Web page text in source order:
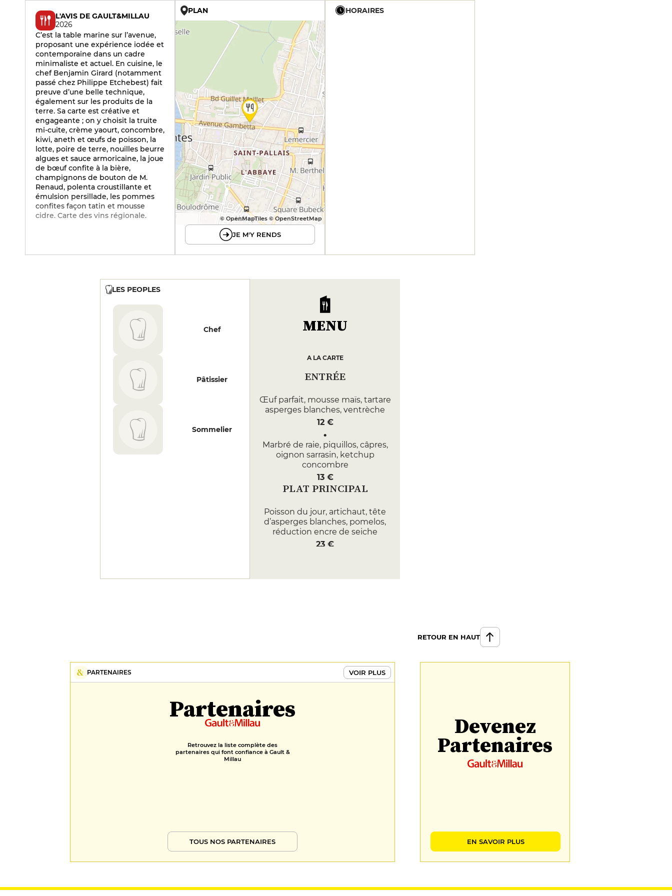
L'AVIS DE GAULT&MILLAU
2026
C’est la table marine sur l’avenue,
proposant une expérience iodée et
contemporaine dans un cadre
minimaliste et actuel. En cuisine, le
chef Benjamin Girard (notamment
passé chez Philippe Etchebest) fait
preuve d’une belle technique,
également sur les produits de la
terre. Sa carte est créative et
engageante ; on y choisit la truite
mi-cuite, crème yaourt, concombre,
kiwi, aneth et œufs de poisson, la
lotte, poire de terre, nouilles beurre
algues et sauce armoricaine, la joue
de bœuf confite à la bière,
champignons de bouton de M.
Renaud, polenta croustillante et
émulsion persillade, les pommes
confites façon tatin et mousse
cidre. Carte des vins régionale.
PLAN
© OpenMapTiles © OpenStreetMap
JE M'Y RENDS
HORAIRES
LES PEOPLES
Chef
Pâtissier
Sommelier
MENU
A LA CARTE
ENTRÉE
Œuf parfait, mousse maïs, tartare
asperges blanches, ventrèche
12 €
Marbré de raie, piquillos, câpres,
oignon sarrasin, ketchup
concombre
13 €
PLAT PRINCIPAL
Poisson du jour, artichaut, tête
d’asperges blanches, pomelos,
réduction encre de seiche
23 €
menthe/coriandre, petits pois,
RETOUR EN HAUT
PARTENAIRES VOIR PLUS
Partenaires
Retrouvez la liste complète des
partenaires qui font confiance à Gault &
Millau
TOUS NOS PARTENAIRES
Devenez
Partenaires
EN SAVOIR PLUS